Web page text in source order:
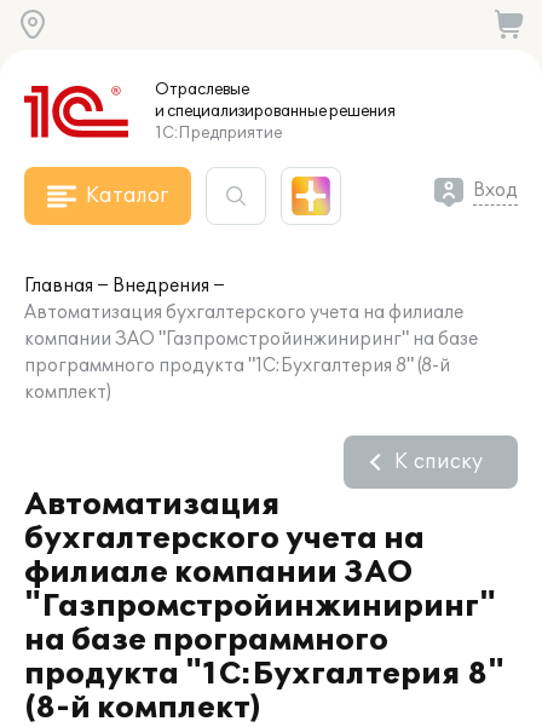
Отраслевые
и специализированныерешения
1С:Предприятие
Каталог Вход
Главная
Внедрения
Автоматизация бухгалтерского учета на филиале
компании ЗАО "Газпромстройинжиниринг" на базе
программного продукта "1С:Бухгалтерия 8" (8-й
комплект)
Автоматизация
бухгалтерского учета на
филиале компании ЗАО
"Газпромстройинжиниринг"
на базе программного
продукта "1С:Бухгалтерия 8"
(8-й комплект)
К списку